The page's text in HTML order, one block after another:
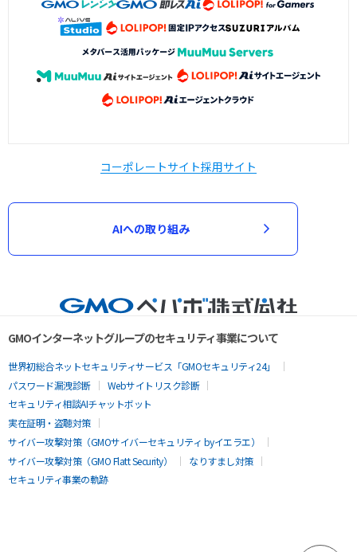
コーポレートサイト採用サイト
AIへの取り組み
GMOインターネットグループのセキュリティ事業について
世界初総合ネットセキュリティサービス「GMOセキュリティ24」
パスワード漏洩診断
Webサイトリスク診断
セキュリティ相談AIチャットボット
実在証明・盗聴対策
サイバー攻撃対策（GMOサイバーセキュリティ byイエラエ）
サイバー攻撃対策（GMO Flatt Security）
なりすまし対策
セキュリティ事業の軌跡